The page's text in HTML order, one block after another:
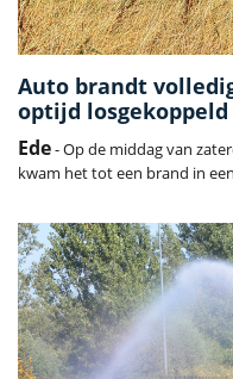
Auto brandt
optijd losgekoppeld
Ede- Op de middag van
kwam het tot een brand in